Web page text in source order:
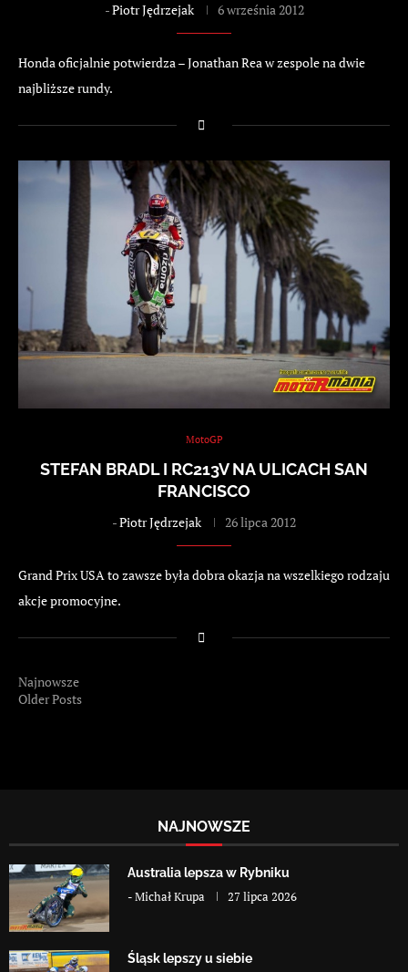
-Piotr Jędrzejak 6 września 2012
Honda oficjalnie potwierdza – Jonathan Rea w zespole na dwie
najbliższe rundy.
MotoGP
STEFAN BRADL I RC213V NA ULICACH SAN
FRANCISCO
-Piotr Jędrzejak 26 lipca 2012
Grand Prix USA to zawsze była dobra okazja na wszelkiego rodzaju
akcje promocyjne.
Najnowsze
Older Posts
NAJNOWSZE
Australia lepsza w Rybniku
-Michał Krupa 27 lipca 2026
Śląsk lepszy u siebie